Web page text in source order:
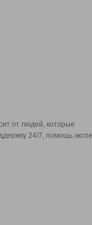
от людей, которые
24/7, помощь